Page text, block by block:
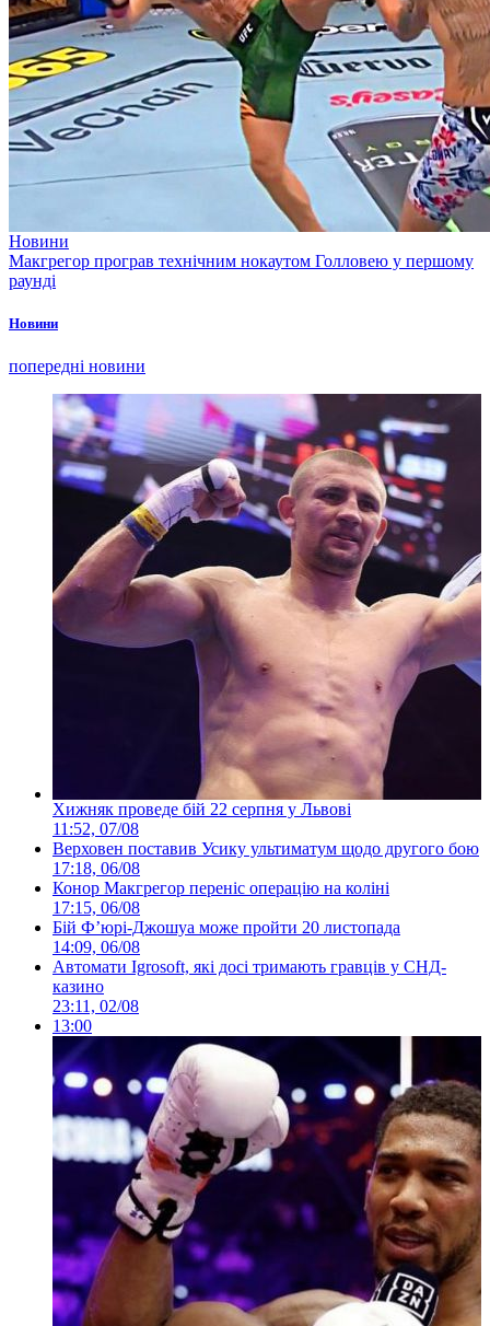
Новини
Макгрегор програв технічним нокаутом Голловею у першому
раунді
Новини
попередні новини
Хижняк проведе бій 22 серпня у Львові
11:52, 07/08
Верховен поставив Усику ультиматум щодо другого бою
17:18, 06/08
Конор Макгрегор переніс операцію на коліні
17:15, 06/08
Бій Ф’юрі-Джошуа може пройти 20 листопада
14:09, 06/08
Автомати Igrosoft, які досі тримають гравців у СНД-
казино
23:11, 02/08
13:00